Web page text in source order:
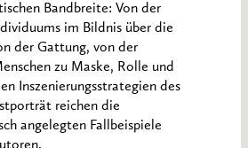
Bandbreite: Von der
im Bildnis über die
der Gattung, von der
zu Maske, Rolle und
Inszenierungsstrategien des
reichen die
angelegten Fallbeispiele